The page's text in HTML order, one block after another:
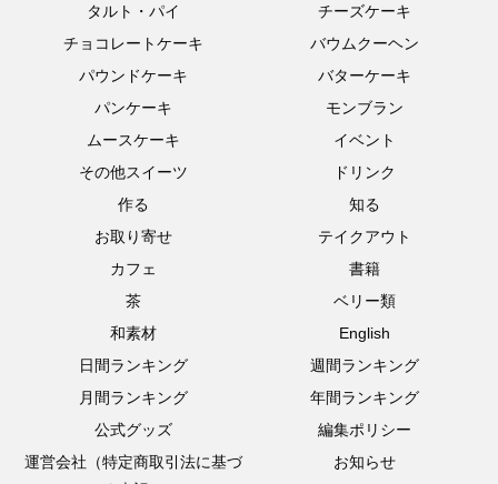
タルト・パイ
チーズケーキ
チョコレートケーキ
バウムクーヘン
パウンドケーキ
バターケーキ
パンケーキ
モンブラン
ムースケーキ
イベント
その他スイーツ
ドリンク
作る
知る
お取り寄せ
テイクアウト
カフェ
書籍
茶
ベリー類
和素材
English
日間ランキング
週間ランキング
月間ランキング
年間ランキング
公式グッズ
編集ポリシー
運営会社（特定商取引法に基づ
お知らせ